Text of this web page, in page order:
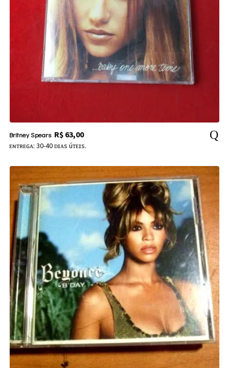
Britney Spears R$63,00
ᴇɴᴛʀᴇɢᴀ: 30-40 ᴅɪᴀs úᴛᴇɪs.